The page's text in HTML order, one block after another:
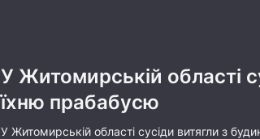
У Житомирській області
їхню прабабусю
У Житомирській області сусіди витягли з